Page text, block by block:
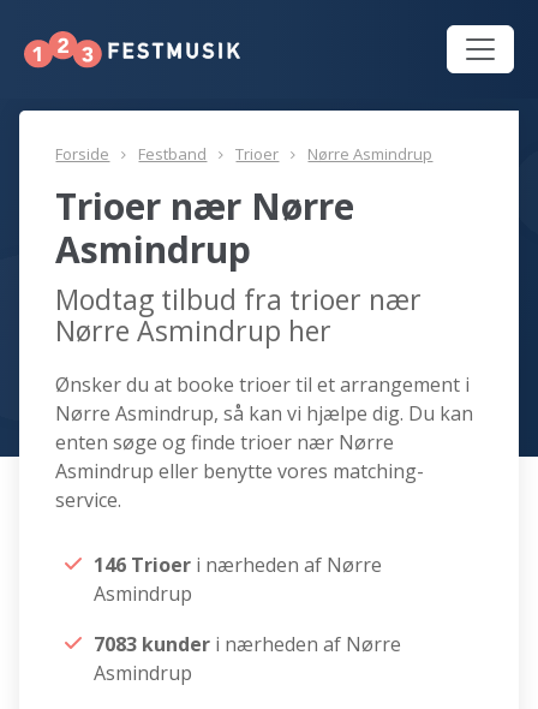
Forside Festband Trioer Nørre Asmindrup
Trioer nær Nørre
Asmindrup
Modtag tilbud fra trioer nær
Nørre Asmindrup her
Ønsker du at booke trioer til et arrangement i
Nørre Asmindrup, så kan vi hjælpe dig. Du kan
enten søge og finde trioer nær Nørre
Asmindrup eller benytte vores matching-
service.
146 Trioer i nærheden af Nørre
Asmindrup
7083 kunder i nærheden af Nørre
Asmindrup